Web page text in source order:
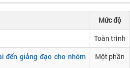
Mức độ
Toàn trình
đến giảng đạo cho nhóm
Một phần